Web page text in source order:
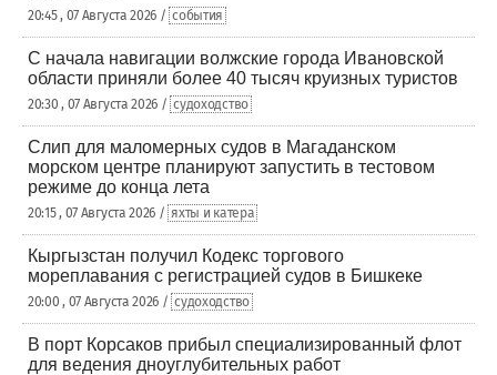
20:45 , 07 Августа 2026 / события
С начала навигации волжские города Ивановской
области приняли более 40 тысяч круизных туристов
20:30 , 07 Августа 2026 / судоходство
Слип для маломерных судов в Магаданском
морском центре планируют запустить в тестовом
режиме до конца лета
20:15 , 07 Августа 2026 / яхты и катера
Кыргызстан получил Кодекс торгового
мореплавания с регистрацией судов в Бишкеке
20:00 , 07 Августа 2026 / судоходство
В порт Корсаков прибыл специализированный флот
для ведения дноуглубительных работ